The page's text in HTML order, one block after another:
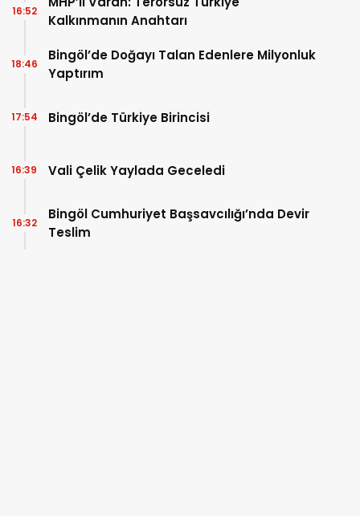
Kalkınmanın Anahtarı
16:52
Bingöl’de Doğayı Talan Edenlere Milyonluk
Yaptırım
18:46
Bingöl’de Türkiye Birincisi
17:54
Vali Çelik Yaylada Geceledi
16:39
Bingöl Cumhuriyet Başsavcılığı’nda Devir
Teslim
16:32